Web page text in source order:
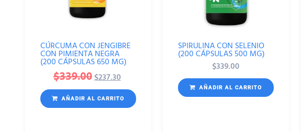
CÚRCUMA CON JENGIBRE
CON PIMIENTA NEGRA
(200 CÁPSULAS 650 MG)
$339.00$237.30
AÑADIR AL CARRITO
SPIRULINA CON SELENIO
(200 CÁPSULAS 500 MG)
$339.00
AÑADIR AL CARRITO